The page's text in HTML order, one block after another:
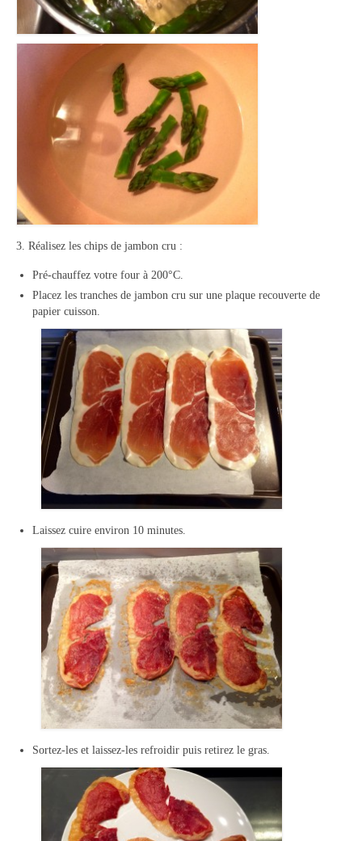
3. Réalisez les chips de jambon cru :
Pré-chauffez votre four à 200°C.
Placez les tranches de jambon cru sur une plaque recouverte de
papier cuisson.
Laissez cuire environ 10 minutes.
Sortez-les et laissez-les refroidir puis retirez le gras.